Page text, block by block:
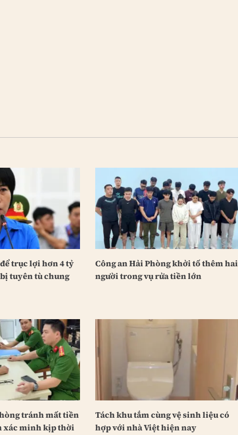
trục lợi hơn 4 tỷ
tuyên tù chung
Công an Hải Phòng khởi tố thêm hai
người trong vụ rửa tiền lớn
tránh mất tiền
xác minh kịp thời
Tách khu tắm cùng vệ sinh liệu có
hợp với nhà Việt hiện nay